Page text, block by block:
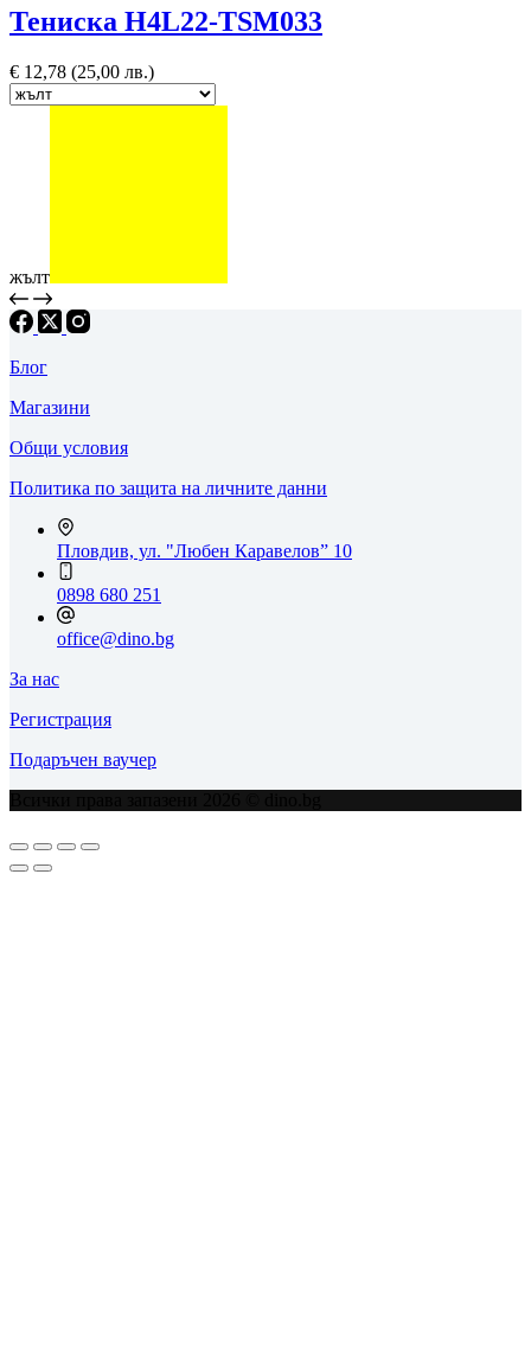
Тениска H4L22-TSM033
€ 12,78 (25,00 лв.)
жълт
Блог
Магазини
Общи условия
Политика по защита на личните данни
Пловдив, ул. "Любен Каравелов” 10
0898 680 251
office@dino.bg
За нас
Регистрация
Подаръчен ваучер